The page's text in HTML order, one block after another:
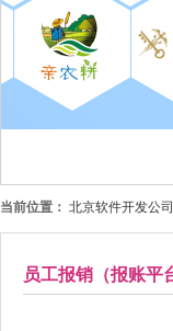
当前位置： 北京软件开发公司
员工报销（报账平